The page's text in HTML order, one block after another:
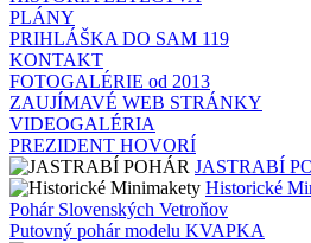
PLÁNY
PRIHLÁŠKA DO SAM 119
KONTAKT
FOTOGALÉRIE od 2013
ZAUJÍMAVÉ WEB STRÁNKY
VIDEOGALÉRIA
PREZIDENT HOVORÍ
JASTRABÍ
Historické
Pohár Slovenských Vetroňov
Putovný pohár modelu KVAPKA